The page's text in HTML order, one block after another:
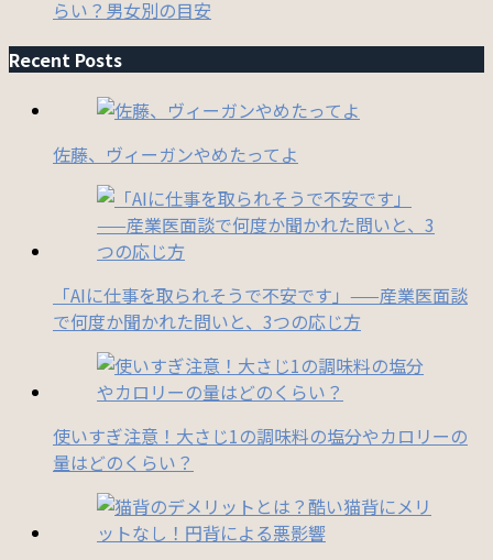
らい？男女別の目安
Recent Posts
佐藤、ヴィーガンやめたってよ
「AIに仕事を取られそうで不安です」——産業医面談
で何度か聞かれた問いと、3つの応じ方
使いすぎ注意！大さじ1の調味料の塩分やカロリーの
量はどのくらい？